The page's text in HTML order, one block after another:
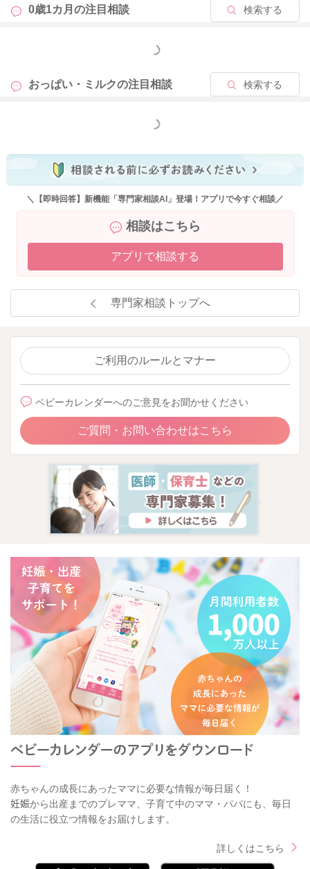
0歳1カ月の注目相談 検索する
もっと見る
おっぱい・ミルクの注目相談 検索する
もっと見る
＼【即時回答】新機能「専門家相談AI」登場！アプリで今すぐ相談／
相談はこちら
アプリで相談する
専門家相談トップへ
ご利用のルールとマナー
ベビーカレンダーへのご意見をお聞かせください
ご質問・お問い合わせはこちら
赤ちゃんの成長にあったママに必要な情報が毎日届く！
妊娠から出産までのプレママ、子育て中のママ・パパにも、毎日
の生活に役立つ情報をお届けします。
詳しくはこちら